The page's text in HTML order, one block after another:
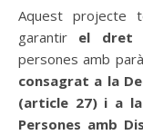
Aquest projecte
garantir el dret
persones amb
consagrat a la
(article 27) i a
Persones amb